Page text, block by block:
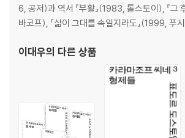
제5권 찬반론
1 공모
5 대심문관
6 아직은 너무 불투명하다
7 현명한 사람과의 대화는 흥미롭다
6, 공저)과 역서 『부활』(1983, 톨스토이), 『그
바코프), 『삶이 그대를 속일지라도』(1999, 푸
이대우의 다른 상품